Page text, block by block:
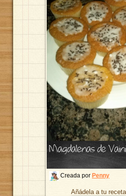
Magdalenas de
Creada por Penny
Añádela a tu